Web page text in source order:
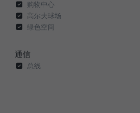
购物中心
高尔夫球场
绿色空间
通信
总线